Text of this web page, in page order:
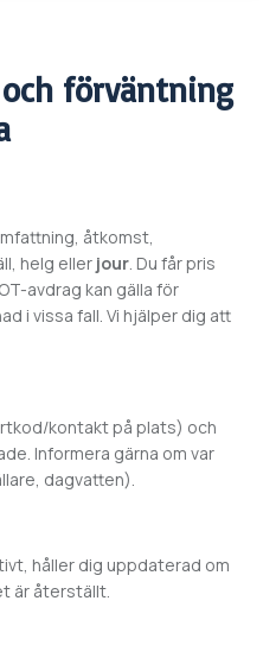
förväntning
åtkomst,
helg eller jour. Du får pris
avdrag kan gälla för
i vissa fall. Vi hjälper dig att
kontakt på plats) och
Informera gärna om var
dagvatten).
håller dig uppdaterad om
är återställt.